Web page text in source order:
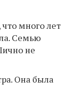
много лет
Семью
не
Она была